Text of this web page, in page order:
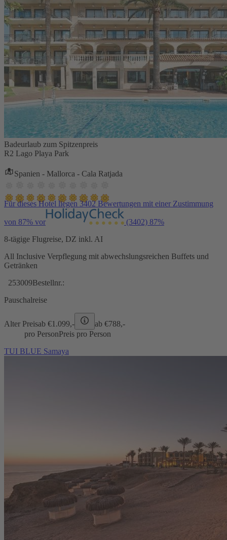
Badeurlaub zum Spitzenpreis
R2 Lago Playa Park
Spanien - Mallorca - Cala Ratjada
Für dieses Hotel liegen 3402 Bewertungen mit einer Zustimmung
von 87% vor (3402) 87%
8-tägige Flugreise, DZ inkl. AI
All Inclusive Verpflegung mit abwechslungsreichen Buffets und
Getränken
253009Bestellnr.:
Pauschalreise
Alter Preisab €1.099,- ab €788,-
pro PersonPreis pro Person
TUI BLUE Samaya